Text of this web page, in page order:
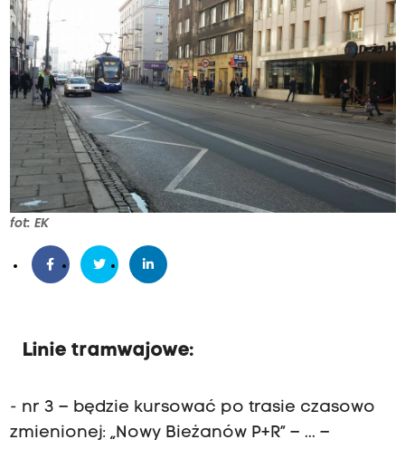
fot: EK
Linie tramwajowe:
- nr 3 – będzie kursować po trasie czasowo
zmienionej: „Nowy Bieżanów P+R” – ... –